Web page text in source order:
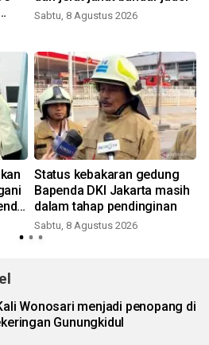
Sabtu, 8 Agustus 2026
Status kebakaran gedung
Bapenda DKI Jakarta masih
dalam tahap pendinginan
Sabtu, 8 Agustus 2026
Wonosari menjadi penopang di
Gunungkidul